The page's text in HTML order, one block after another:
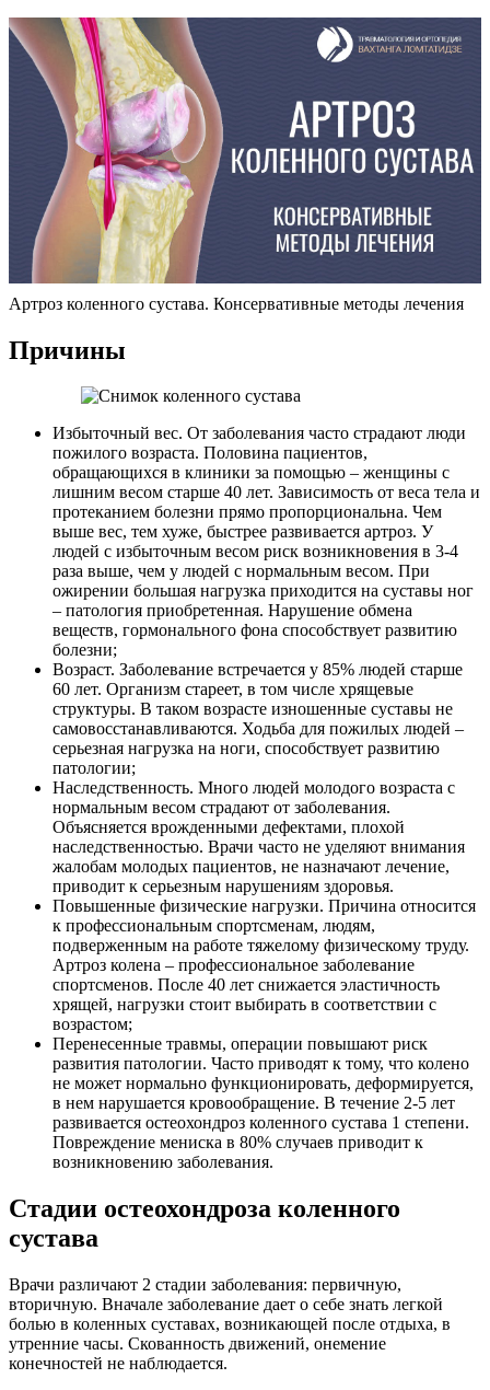
Артроз коленного сустава. Консервативные методы лечения
Причины
Избыточный вес. От заболевания часто страдают люди
пожилого возраста. Половина пациентов,
обращающихся в клиники за помощью – женщины с
лишним весом старше 40 лет. Зависимость от веса тела и
протеканием болезни прямо пропорциональна. Чем
выше вес, тем хуже, быстрее развивается артроз. У
людей с избыточным весом риск возникновения в 3-4
раза выше, чем у людей с нормальным весом. При
ожирении большая нагрузка приходится на суставы ног
– патология приобретенная. Нарушение обмена
веществ, гормонального фона способствует развитию
болезни;
Возраст. Заболевание встречается у 85% людей старше
60 лет. Организм стареет, в том числе хрящевые
структуры. В таком возрасте изношенные суставы не
самовосстанавливаются. Ходьба для пожилых людей –
серьезная нагрузка на ноги, способствует развитию
патологии;
Наследственность. Много людей молодого возраста с
нормальным весом страдают от заболевания.
Объясняется врожденными дефектами, плохой
наследственностью. Врачи часто не уделяют внимания
жалобам молодых пациентов, не назначают лечение,
приводит к серьезным нарушениям здоровья.
Повышенные физические нагрузки. Причина относится
к профессиональным спортсменам, людям,
подверженным на работе тяжелому физическому труду.
Артроз колена – профессиональное заболевание
спортсменов. После 40 лет снижается эластичность
хрящей, нагрузки стоит выбирать в соответствии с
возрастом;
Перенесенные травмы, операции повышают риск
развития патологии. Часто приводят к тому, что колено
не может нормально функционировать, деформируется,
в нем нарушается кровообращение. В течение 2-5 лет
развивается остеохондроз коленного сустава 1 степени.
Повреждение мениска в 80% случаев приводит к
возникновению заболевания.
Стадии остеохондроза коленного
сустава
Врачи различают 2 стадии заболевания: первичную,
вторичную. Вначале заболевание дает о себе знать легкой
болью в коленных суставах, возникающей после отдыха, в
утренние часы. Скованность движений, онемение
конечностей не наблюдается.